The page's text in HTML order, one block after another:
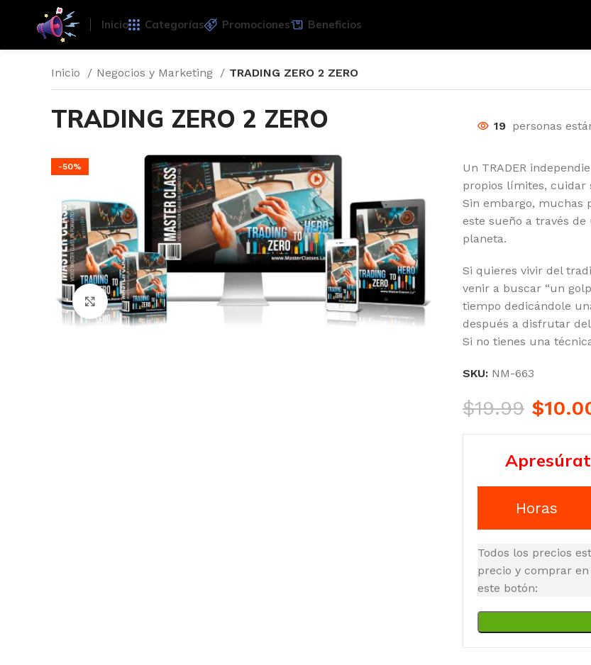
Inicio Categorías Promociones Beneficios
Inicio Negocios y Marketing TRADING ZERO 2 ZERO
TRADING ZERO 2 ZERO
-50%
Click para agrandar
19 personas
Un TRADER
propios límites, cuidar
Sin embargo, muchas
este sueño a través
planeta.
Si quieres vivir del
venir a buscar “un
tiempo dedicándole
después a disfrutar
Si no tienes una
SKU: NM-663
$19.99 $
Horas
Todos los precios
precio y comprar
este botón: